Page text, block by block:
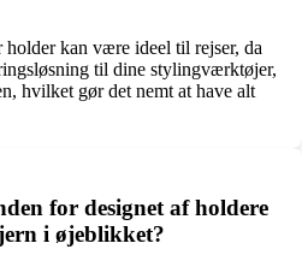
kan være ideel til rejser, da
til dine stylingværktøjer,
hvilket gør det nemt at have alt
for designet af holdere
i øjeblikket?